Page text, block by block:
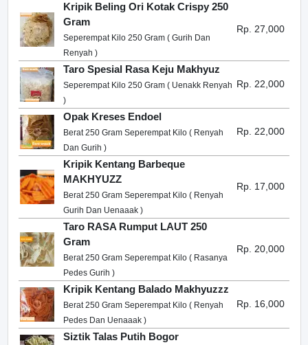
Kripik Beling Ori Kotak Crispy 250
Gram
Seperempat Kilo 250 Gram ( Gurih Dan
Renyah )
Rp. 27,000
Taro Spesial Rasa Keju Makhyuz
Seperempat Kilo 250 Gram ( Uenakk Renyah
)
Rp. 22,000
Opak Kreses Endoel
Berat 250 Gram Seperempat Kilo ( Renyah
Dan Gurih )
Rp. 22,000
Kripik Kentang Barbeque
MAKHYUZZ
Berat 250 Gram Seperempat Kilo ( Renyah
Gurih Dan Uenaaak )
Rp. 17,000
Taro RASA Rumput LAUT 250
Gram
Berat 250 Gram Seperempat Kilo ( Rasanya
Pedes Gurih )
Rp. 20,000
Kripik Kentang Balado Makhyuzzz
Berat 250 Gram Seperempat Kilo ( Renyah
Pedes Dan Uenaaak )
Rp. 16,000
Siztik Talas Putih Bogor